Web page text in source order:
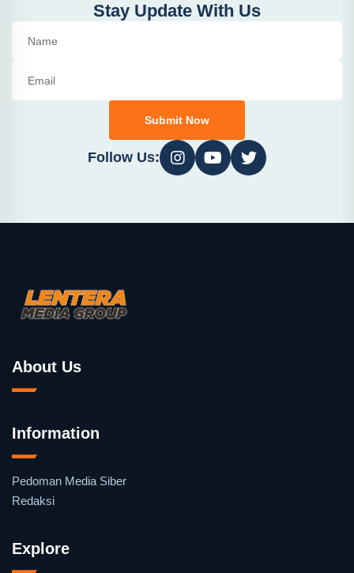
Stay Update With Us
Submit Now
Follow Us:
About Us
Information
Pedoman Media Siber
Redaksi
Explore